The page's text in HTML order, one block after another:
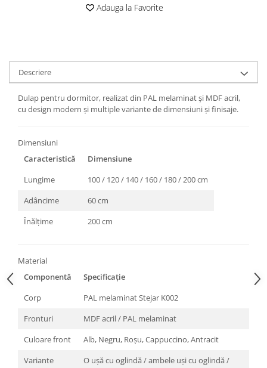
Adauga la Favorite
Descriere
Dulap pentru dormitor, realizat din PAL melaminat și MDF acril,
cu design modern și multiple variante de dimensiuni și finisaje.
Dimensiuni
Caracteristică
Dimensiune
Lungime
100 / 120 / 140 / 160 / 180 / 200 cm
Adâncime
60 cm
Înălțime
200 cm
Material
Componentă
Specificație
Corp
PAL melaminat Stejar K002
Fronturi
MDF acril / PAL melaminat
Culoare front
Alb, Negru, Roșu, Cappuccino, Antracit
Variante
O ușă cu oglindă / ambele uși cu oglindă /